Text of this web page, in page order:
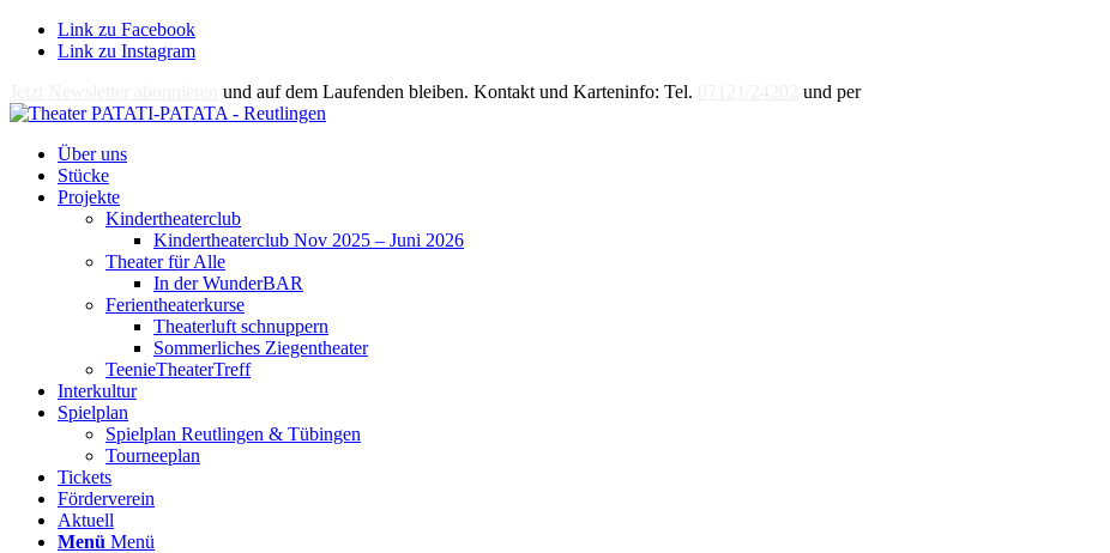
Link zu Facebook
Link zu Instagram
und auf dem Laufenden bleiben. Kontakt und Karteninfo: Tel. und per
Über uns
Stücke
Projekte
Kindertheaterclub
Kindertheaterclub Nov 2025 – Juni 2026
Theater für Alle
In der WunderBAR
Ferientheaterkurse
Theaterluft schnuppern
Sommerliches Ziegentheater
TeenieTheaterTreff
Interkultur
Spielplan
Spielplan Reutlingen & Tübingen
Tourneeplan
Tickets
Förderverein
Aktuell
Menü Menü